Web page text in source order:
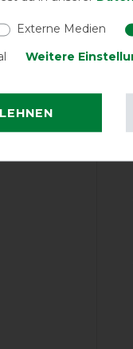
Externe Medien
Weitere